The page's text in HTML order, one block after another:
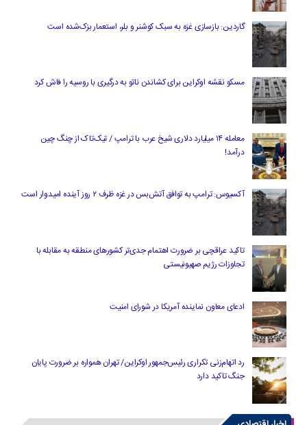
گاردین: بازسازی غزه به سبک کوشنر و بلر، استعمار بزک‌شده است
مسکو نقشه اوکراین برای کشاندن ناتو به درگیری با روسیه را فاش کرد
معامله ۱۴ میلیارد دلاری شیخ عرب با ترامپ / تیک‌تاک از چنگ چین
درآمد!
آکسیوس: ترامپ به توافق آتش‌بس در غزه ظرف ۲ روز آینده امیدوار است
تاکید عراقچی بر ضرورت اهتمام جدی‌تر کشورهای منطقه به مقابله با
تجاوزات رژیم صهیونیستی
ادعای معاون نماینده آمریکا در شورای امنیت
رد اتهام‌زنی تکراری رئیس‌جمهور اوکراین/ تهران همواره بر ضرورت پایان
جنگ تاکید دارد